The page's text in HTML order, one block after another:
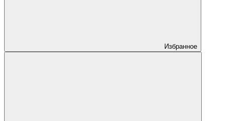
Избранное